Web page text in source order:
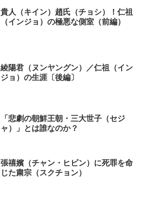
貴人（キイン）趙氏（チョシ）！仁祖
（インジョ）の極悪な側室（前編）
綾陽君（ヌンヤングン）／仁祖（イン
ジョ）の生涯〔後編〕
「悲劇の朝鮮王朝・三大世子（セジ
ャ）」とは誰なのか？
張禧嬪（チャン・ヒビン）に死罪を命
じた粛宗（スクチョン）